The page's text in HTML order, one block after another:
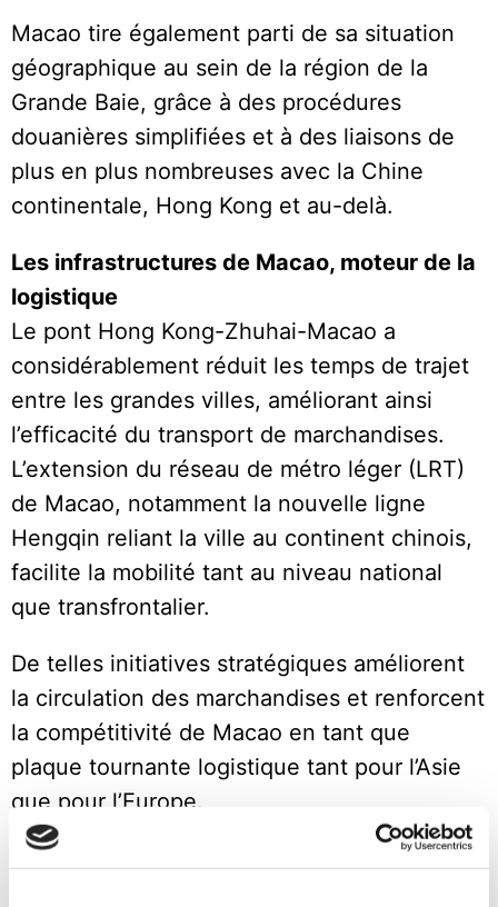
Macao tire également parti de sa situation
géographique au sein de la région de la
Grande Baie, grâce à des procédures
douanières simplifiées et à des liaisons de
plus en plus nombreuses avec la Chine
continentale, Hong Kong et au-delà.
Les infrastructures de Macao, moteur de la
logistique
Le pont Hong Kong-Zhuhai-Macao a
considérablement réduit les temps de trajet
entre les grandes villes, améliorant ainsi
l’efficacité du transport de marchandises.
L’extension du réseau de métro léger (LRT)
de Macao, notamment la nouvelle ligne
Hengqin reliant la ville au continent chinois,
facilite la mobilité tant au niveau national
que transfrontalier.
De telles initiatives stratégiques améliorent
la circulation des marchandises et renforcent
la compétitivité de Macao en tant que
plaque tournante logistique tant pour l’Asie
que pour l’Europe.
Conclusion